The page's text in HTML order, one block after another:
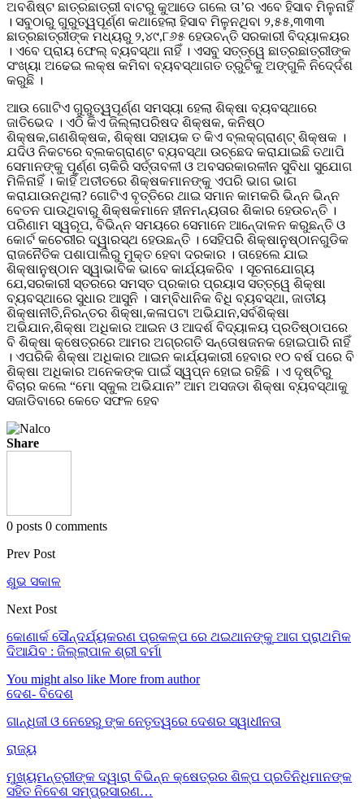
ଅବଶିଷ୍ଟ ଛାତ୍ରଛାତ୍ରୀ ବାଟରୁ କୁଆଡେ ଗଲେ ତା’ର ଏବେ ହିସାବ ମିଳୁନାହିଁ
। ସବୁଠାରୁ ଗୁରୁତ୍ୱପୂର୍ଣ୍ଣ କଥାହେଲା ହିସାବ ମିଳୁନଥିବା ୨,୫୫,୩୩୩
ଛାତ୍ରଛାତ୍ରୀଙ୍କ ମଧ୍ୟରୁ ୨,୪୯,୮୬୫ ହେଉଚନ୍ତି ସରକାରୀ ବିଦ୍ୟାଳୟର
। ଏବେ ପ୍ରାୟ ଫେଲ୍ ବ୍ୟବସ୍ଥା ନାହିଁ । ଏସବୁ ସତ୍ତ୍ୱେ ଛାତ୍ରଛାତ୍ରୀଙ୍କ
ସଂଖ୍ୟା ଅଢେଇ ଲକ୍ଷ କମିବା ବ୍ୟବସ୍ଥାଗତ ତ୍ରୁଟିକୁ ଅଙ୍ଗୁଳି ନିଦେ୍ର୍ଦଶ
କରୁଛି ।
ଆଉ ଗୋଟିଏ ଗୁରୁତ୍ୱପୂର୍ଣ୍ଣ ସମସ୍ୟା ହେଲା ଶିକ୍ଷା ବ୍ୟବସ୍ଥାରେ
ଜାତିଭେଦ । ଏଠି କିଏ ଜିଲ୍ଲାପରିଷଦ ଶିକ୍ଷକ, କନିଷ୍ଠ
ଶିକ୍ଷକ,ଗଣଶିକ୍ଷକ, ଶିକ୍ଷା ସହାୟକ ତ କିଏ ବ୍ଲକ୍ଗ୍ରାଣ୍ଟ୍ ଶିକ୍ଷକ ।
ଯଦିଓ ନିକଟରେ ବ୍ଲକଗ୍ରାଣ୍ଟ ବ୍ୟବସ୍ଥା ଉଚ୍ଛେଦ କରାଯାଇଛି ତଥାପି
ସେମାନଙ୍କୁ ପୂର୍ଣ୍ଣ ଚାକିରି ସର୍ତ୍ତାବଳୀ ଓ ଅବସରକାରଳୀନ ସୁବିଧା ସୁଯୋଗ
ମିଳିନାହିଁ । କାହିଁ ଅତୀତରେ ଶିକ୍ଷକମାନଙ୍କୁ ଏପରି ଭାଗ ଭାଗ
କରାଯାଉନଥିଲା? ଗୋଟିଏ ବୃତ୍ତିରେ ଥାଇ ସମାନ କାମକରି ଭିନ୍ନ ଭିନ୍ନ
ବେତନ ପାଉଥିବାରୁ ଶିକ୍ଷକମାନେ ହୀନମନ୍ୟତାର ଶିକାର ହେଉଚନ୍ତି ।
ପରିଣାମ ସ୍ୱରୂପ, ବିଭିନ୍ନ ସମୟରେ ସେମାନେ ଆନେ୍ଦାଳନ କରୁଛନ୍ତି ଓ
କୋର୍ଟ କଚେରୀର ଦ୍ୱାରସ୍ଥ ହେଉଛନ୍ତି । ସେହିପରି ଶିକ୍ଷାନୁଷ୍ଠାନଗୁଡିକ
ରାଜନୈତିକ ପଶାପାଲିରୁ ମୁକ୍ତ ହେବା ଦରକାର । ତାହେଲେ ଯାଇ
ଶିକ୍ଷାନୁଷ୍ଠାନ ସ୍ୱାଭାବିକ ଭାବେ କାର୍ଯ୍ୟକରିବ । ସୂଚନାଯୋଗ୍ୟ
ଯେ,ସରକାରୀ ସ୍ତରରେ ସମସ୍ତ ପ୍ରକାର ପ୍ରୟାସ ସତ୍ତ୍ୱେ ଶିକ୍ଷା
ବ୍ୟବସ୍ଥାରେ ସୁଧାର ଆସୁନି । ସାମ୍ବିଧାନିକ ବିଧି ବ୍ୟବସ୍ଥା, ଜାତୀୟ
ଶିକ୍ଷାନୀତି,ନିରନ୍ତର ଶିକ୍ଷା,କଳାପଟା ଅଭିଯାନ,ସର୍ବଶିକ୍ଷା
ଅଭିଯାନ,ଶିକ୍ଷା ଅଧିକାର ଆଇନ ଓ ଆଦର୍ଶ ବିଦ୍ୟାଳୟ ପ୍ରତିଷ୍ଠାପରେ
ବି ଶିକ୍ଷା କ୍ଷେତ୍ରରେ ଆମର ଅଗ୍ରଗତି ସନ୍ତୋଷଜନକ ହୋଇପାରି ନାହିଁ
। ଏପରିକି ଶିକ୍ଷା ଅଧିକାର ଆଇନ କାର୍ଯ୍ୟକାରୀ ହେବାର ୧୦ ବର୍ଷ ପରେ ବି
ଶିକ୍ଷା ଅଧିକାର ଅନେକଙ୍କ ପାଇଁ ସ୍ୱପ୍ନ ହୋଇ ରହିଛି । ଏ ଦୃଷ୍ଟିରୁ
ବିଚାର କଲେ “ମୋ ସ୍କୁଲ ଅଭିଯାନ” ଆମ ଅସଜଡା ଶିକ୍ଷା ବ୍ୟବସ୍ଥାକୁ
ସଜାଡିବାରେ କେତେ ସଫଳ ହେବ
Share
0 posts 0 comments
Prev Post
ଶୁଭ ସକାଳ
Next Post
କୋଣାର୍କ ସୌନ୍ଦର୍ଯ୍ୟକରଣ ପ୍ରକଳ୍ପ ରେ ଥଇଥାନଙ୍କୁ ଆଗ ପ୍ରାଥମିକ
ଦିଆଯିବ : ଜିଲ୍ଲାପାଳ ଶ୍ରୀ ବର୍ମା
You might also like More from author
ଦେଶ- ବିଦେଶ
ଗାନ୍ଧିଜୀ ଓ ନେହେରୁ ଙ୍କ ନେତୃତ୍ୱରେ ଦେଶର ସ୍ୱାଧୀନତା
ରାଜ୍ୟ
ମୁଖ୍ୟମନ୍ତ୍ରୀଙ୍କ ଦ୍ୱାରା ବିଭିନ୍ନ କ୍ଷେତ୍ରର ଶିଳ୍ପ ପ୍ରତିନିଧିମାନଙ୍କ
ସହିତ ନିବେଶ ସମ୍ପ୍ରସାରଣ…